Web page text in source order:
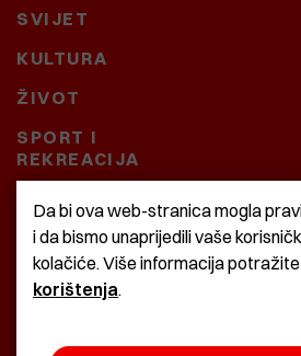
SVIJET
KULTURA
ŽIVOT
SPORT I
REKREACIJA
BAŠTARDINI I PRAVI
KRASNA ZEMLJA
Da bi ova web-stranica mogla
i da bismo unaprijedili vaše
kolačiće. Više informacija potražite
korištenja.